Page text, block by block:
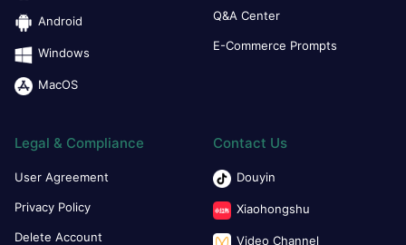
Android
Windows
MacOS
Q&A Center
E-Commerce Prompts
Legal & Compliance
User Agreement
Privacy Policy
Delete Account
Contact Us
Douyin
Xiaohongshu
Video Channel